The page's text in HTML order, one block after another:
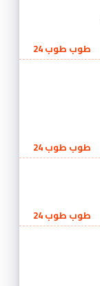
طوب طوب 24
طوب طوب 24
طوب طوب 24